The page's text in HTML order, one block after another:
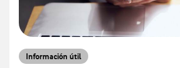
Información útil